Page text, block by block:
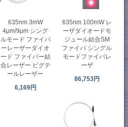
635nm 3mW
4μm/9μm シング
ルモード ファイバ
ーレーザーダイオ
ード ファイバー結
合レーザー ピグテ
ールレーザー
6,169円
635nm 100mW レ
ーザダイオードモ
ジュール結合SM
ファイバ シングル
モードファイバレ
ーザ
86,753円